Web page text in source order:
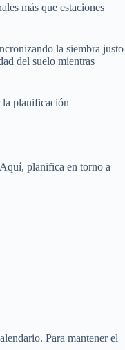
más que estaciones
la siembra justo
del suelo mientras
la planificación
planifica en torno a
Para mantener el